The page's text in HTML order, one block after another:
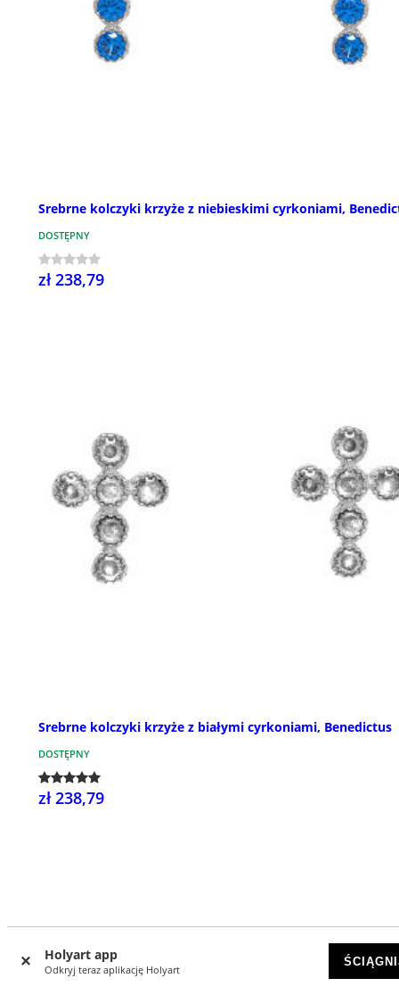
Holyart app
Odkryj teraz aplikację Holyart
Srebrne kolczyki krzyże z niebieskimi cyrkoniami,
DOSTĘPNY
zł 238,79
Srebrne kolczyki krzyże z białymi cyrkoniami, Benedictus
DOSTĘPNY
zł 238,79